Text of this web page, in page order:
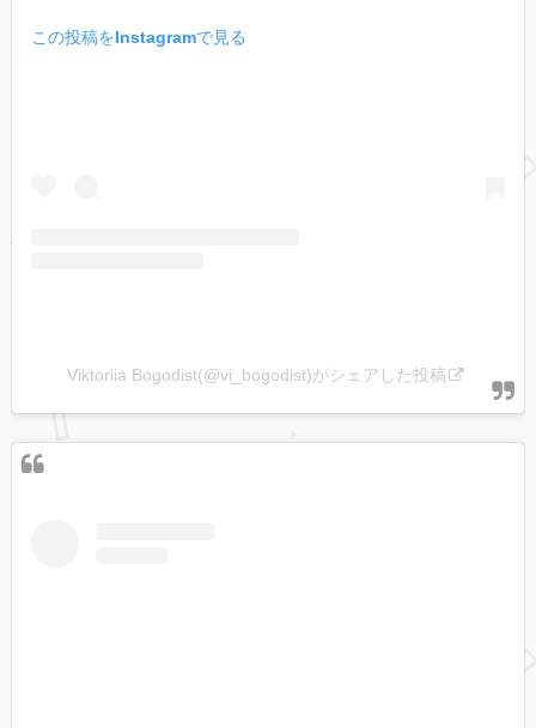
この投稿をInstagramで見る
Viktoriia Bogodist(@vi_bogodist)がシェアした投稿